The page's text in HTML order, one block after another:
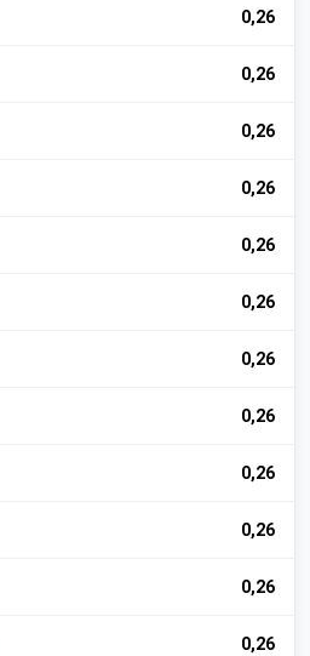
0,26
0,26
0,26
0,26
0,26
0,26
0,26
0,26
0,26
0,26
0,26
0,26